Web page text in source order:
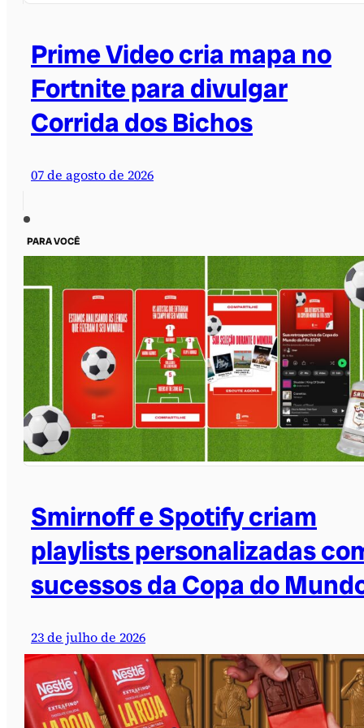
Prime Video cria mapa no
Fortnite para divulgar
Corrida dos Bichos
07 de agosto de 2026
PARA VOCÊ
Smirnoff e Spotify criam
playlists personalizadas
sucessos da Copa do
23 de julho de 2026